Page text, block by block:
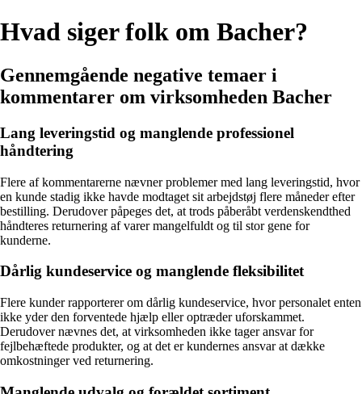
Hvad siger folk om Bacher?
Gennemgående negative temaer i
kommentarer om virksomheden Bacher
Lang leveringstid og manglende professionel
håndtering
Flere af kommentarerne nævner problemer med lang leveringstid, hvor
en kunde stadig ikke havde modtaget sit arbejdstøj flere måneder efter
bestilling. Derudover påpeges det, at trods påberåbt verdenskendthed
håndteres returnering af varer mangelfuldt og til stor gene for
kunderne.
Dårlig kundeservice og manglende fleksibilitet
Flere kunder rapporterer om dårlig kundeservice, hvor personalet enten
ikke yder den forventede hjælp eller optræder uforskammet.
Derudover nævnes det, at virksomheden ikke tager ansvar for
fejlbehæftede produkter, og at det er kundernes ansvar at dække
omkostninger ved returnering.